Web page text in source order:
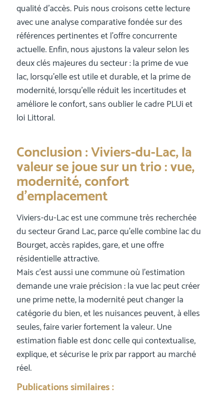
qualité d’accès. Puis nous croisons cette lecture
avec une analyse comparative fondée sur des
références pertinentes et l’offre concurrente
actuelle. Enfin, nous ajustons la valeur selon les
deux clés majeures du secteur : la prime de vue
lac, lorsqu’elle est utile et durable, et la prime de
modernité, lorsqu’elle réduit les incertitudes et
améliore le confort, sans oublier le cadre PLUi et
loi Littoral.
Conclusion : Viviers-du-Lac, la
valeur se joue sur un trio : vue,
modernité, confort
d’emplacement
Viviers-du-Lac est une commune très recherchée
du secteur Grand Lac, parce qu’elle combine lac du
Bourget, accès rapides, gare, et une offre
résidentielle attractive.
Mais c’est aussi une commune où l’estimation
demande une vraie précision : la vue lac peut créer
une prime nette, la modernité peut changer la
catégorie du bien, et les nuisances peuvent, à elles
seules, faire varier fortement la valeur. Une
estimation fiable est donc celle qui contextualise,
explique, et sécurise le prix par rapport au marché
réel.
Publications similaires :